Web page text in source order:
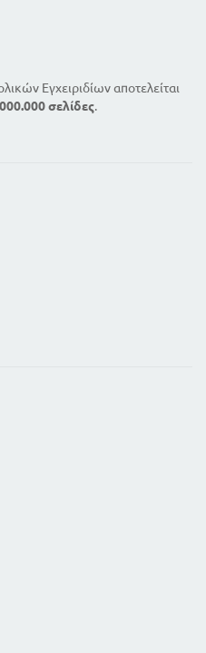
Εγχειριδίων αποτελείται
σελίδες.